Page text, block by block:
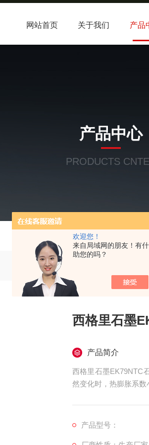
欢迎您！
来自局域网的朋友！有
助您的吗？
网站首页 关于我们 产品
产品中心
PRODUCTS
当前位置：
西格里石墨
产品简介
西格里石墨EK79NTC
然变化时，热膨胀系数
产品型号：